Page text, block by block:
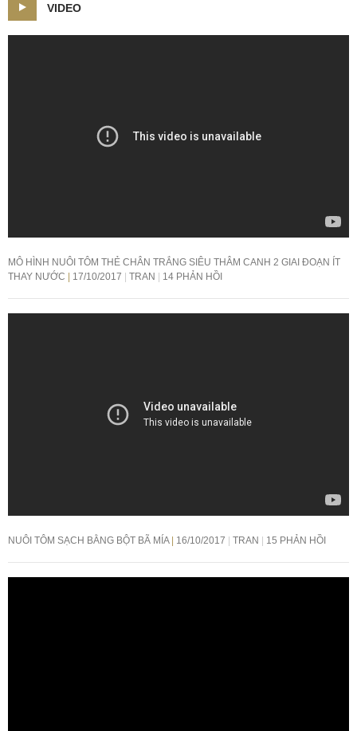
VIDEO
MÔ HÌNH NUÔI TÔM THẺ CHÂN TRẮNG SIÊU THÂM CANH 2 GIAI ĐOẠN ÍT
THAY NƯỚC
17/10/2017 TRAN 14 PHẢN HỒI
NUÔI TÔM SẠCH BẰNG BỘT BÃ MÍA 16/10/2017 TRAN 15 PHẢN HỒI